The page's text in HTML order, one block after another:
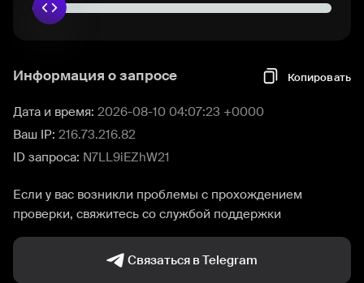
Информация о запросе Копировать
Дата и время: 2026-08-10 04:07:23 +0000
Ваш IP: 216.73.216.82
ID запроса: N7LL9iEZhW21
Если у вас возникли проблемы с прохождением
проверки, свяжитесь со службой поддержки
Связаться в Telegram